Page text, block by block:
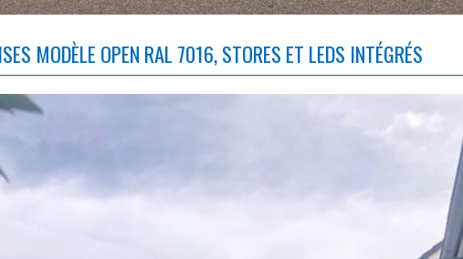
MODÈLE OPEN RAL 7016, STORES ET LEDS INTÉGRÉS